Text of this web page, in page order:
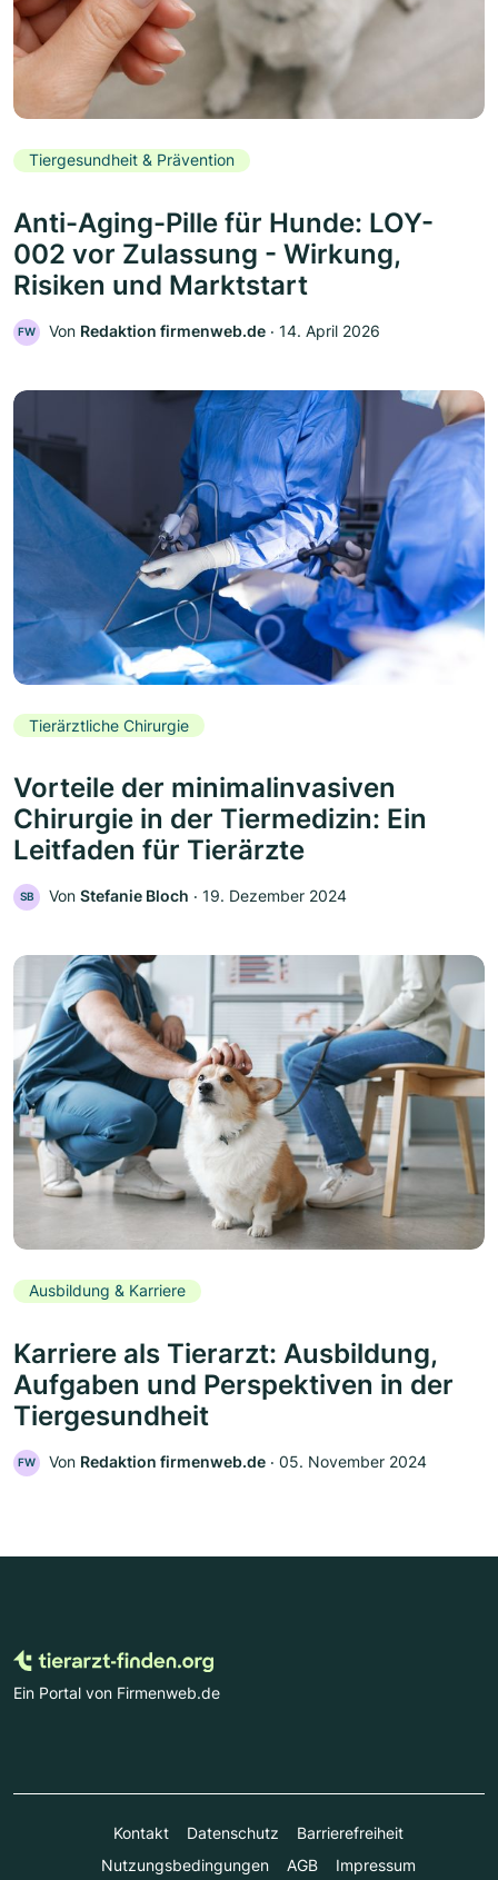
Tiergesundheit & Prävention
Anti-Aging-Pille für Hunde: LOY-
002 vor Zulassung - Wirkung,
Risiken und Marktstart
FW Von Redaktion firmenweb.de ‧ 14. April 2026
Tierärztliche Chirurgie
Vorteile der minimalinvasiven
Chirurgie in der Tiermedizin: Ein
Leitfaden für Tierärzte
SB Von Stefanie Bloch ‧ 19. Dezember 2024
Ausbildung & Karriere
Karriere als Tierarzt: Ausbildung,
Aufgaben und Perspektiven in der
Tiergesundheit
FW Von Redaktion firmenweb.de ‧ 05. November 2024
Ein Portal von Firmenweb.de
Kontakt Datenschutz
Barrierefreiheit
Nutzungsbedingungen
AGB Impressum